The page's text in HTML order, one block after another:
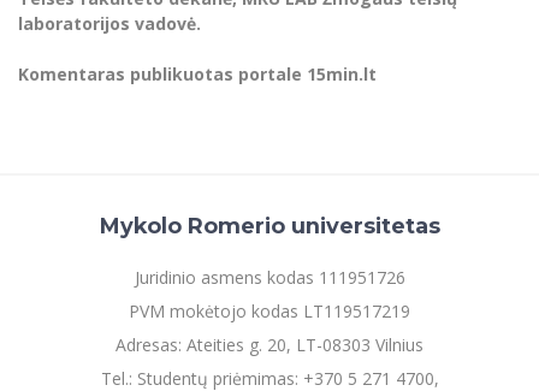
laboratorijos vadovė.
Komentaras publikuotas portale 15min.lt
Mykolo Romerio universitetas
Juridinio asmens kodas 111951726
PVM mokėtojo kodas LT119517219
Adresas: Ateities g. 20, LT-08303 Vilnius
Tel.: Studentų priėmimas: +370 5 271 4700,